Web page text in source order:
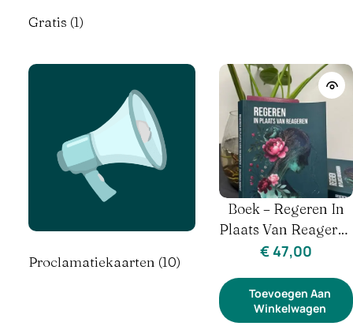
Gratis (1)
Proclamatiekaarten (10)
Boek – Regeren In
Plaats Van Reageren
– Herstel &
€47,00
Toevoegen Aan
Winkelwagen